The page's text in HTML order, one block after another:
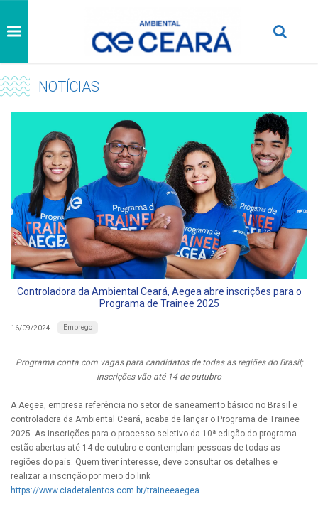
NOTÍCIAS
Controladora da Ambiental Ceará, Aegea abre inscrições para o
Programa de Trainee 2025
16/09/2024 Emprego
Programa conta com vagas para candidatos de todas as regiões do Brasil;
inscrições vão até 14 de outubro
A Aegea, empresa referência no setor de saneamento básico no Brasil e
controladora da Ambiental Ceará, acaba de lançar o Programa de Trainee
2025. As inscrições para o processo seletivo da 10ª edição do programa
estão abertas até 14 de outubro e contemplam pessoas de todas as
regiões do país. Quem tiver interesse, deve consultar os detalhes e
realizar a inscrição por meio do link
https://www.ciadetalentos.com.br/traineeaegea.